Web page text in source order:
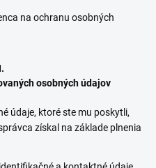
na ochranu osobných
osobných údajov
údaje, ktoré ste mu poskytli,
získal na základe plnenia